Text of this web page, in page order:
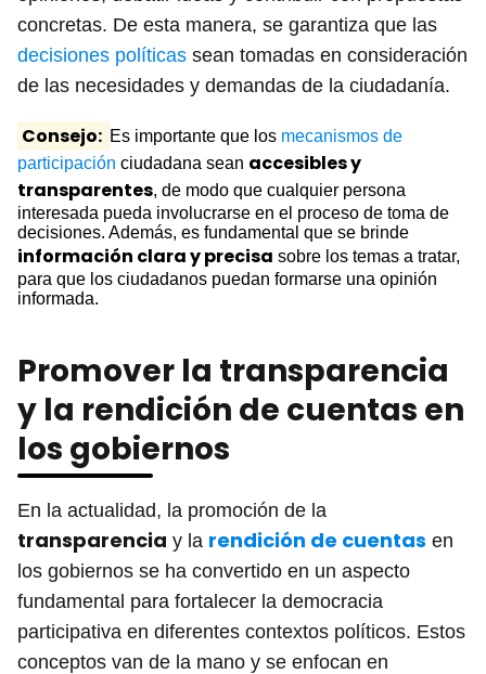
concretas. De esta manera, se garantiza que las
decisiones políticas sean tomadas en consideración
de las necesidades y demandas de la ciudadanía.
Consejo: Es importante que los mecanismos de
participación ciudadana sean accesibles y
transparentes, de modo que cualquier persona
interesada pueda involucrarse en el proceso de toma de
decisiones. Además, es fundamental que se brinde
información clara y precisa sobre los temas a tratar,
para que los ciudadanos puedan formarse una opinión
informada.
Promover la transparencia
y la rendición de cuentas en
los gobiernos
En la actualidad, la promoción de la
transparencia y la rendición de cuentas en
los gobiernos se ha convertido en un aspecto
fundamental para fortalecer la democracia
participativa en diferentes contextos políticos. Estos
conceptos van de la mano y se enfocan en